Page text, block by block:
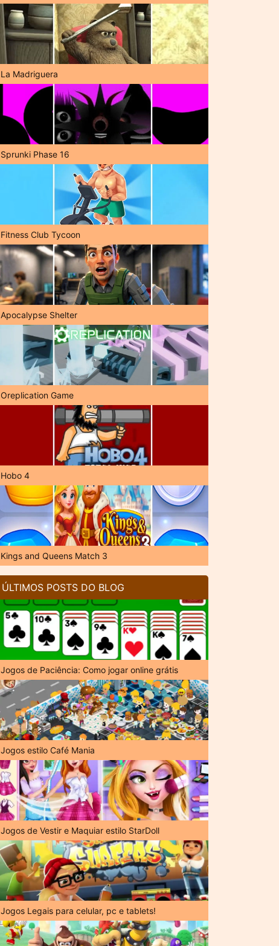
La Madriguera
Sprunki Phase 16
Fitness Club Tycoon
Apocalypse Shelter
Oreplication Game
Hobo 4
Kings and Queens Match 3
ÚLTIMOS POSTS DO BLOG
Jogos de Paciência: Como jogar online grátis
Jogos estilo Café Mania
Jogos de Vestir e Maquiar estilo StarDoll
Jogos Legais para celular, pc e tablets!